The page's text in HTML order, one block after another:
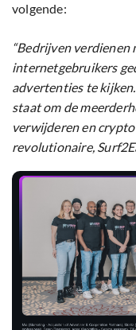
volgende:
“Bedrijven
internetgebruikers
advertenties te
staat om de
verwijderen en
revolutionaire,